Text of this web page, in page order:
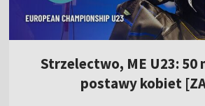
Strzelectwo, ME U23: 50
postawy kobiet